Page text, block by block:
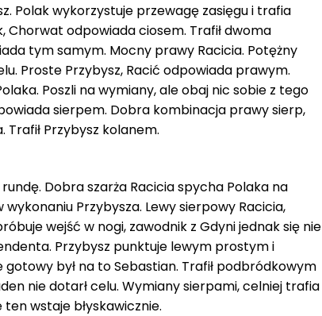
Polak wykorzystuje przewagę zasięgu i trafia
Chorwat odpowiada ciosem. Trafił dwoma
tym samym. Mocny prawy Racicia. Potężny
Proste Przybysz, Racić odpowiada prawym.
Poszli na wymiany, ale obaj nic sobie z tego
sierpem. Dobra kombinacja prawy sierp,
Przybysz kolanem.
Dobra szarża Racicia spycha Polaka na
Przybysza. Lewy sierpowy Racicia,
wejść w nogi, zawodnik z Gdyni jednak się nie
Przybysz punktuje lewym prostym i
był na to Sebastian. Trafił podbródkowym
nie dotarł celu. Wymiany sierpami, celniej trafia
wstaje błyskawicznie.